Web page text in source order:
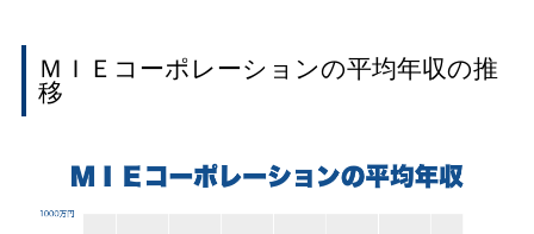
ＭＩＥコーポレーションの平均年収の推
移